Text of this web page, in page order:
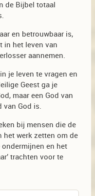
de Bijbel totaal
en betrouwbaar is,
in het leven van
aannemen.
je leven te vragen en
Geest ga je
maar een God van
van God is.
bij mensen die de
het werk zetten om de
en het
trachten voor te